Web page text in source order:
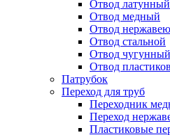
Отвод латунный
Отвод медный
Отвод
Отвод стальной
Отвод чугунный
Отвод
Патрубок
Переход для труб
Переходник
Переход
Пластиковые